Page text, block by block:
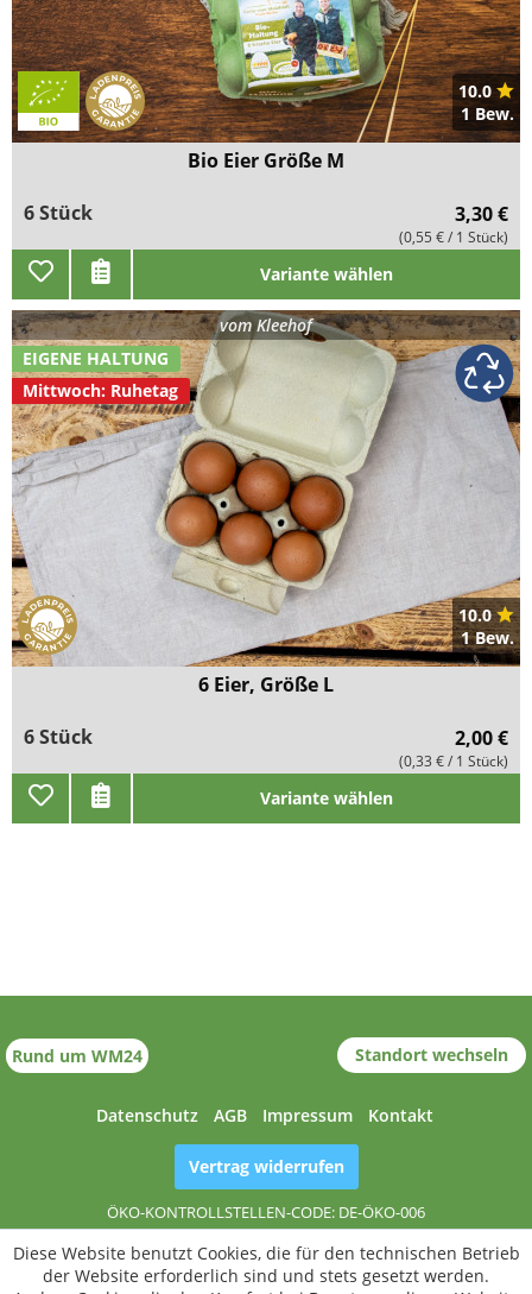
10.0
1 Bew.
Bio Eier Größe M
6 Stück
3,30 €
(0,55 € / 1 Stück)
Variante wählen
EIGENE HALTUNG
Mittwoch: Ruhetag
vomKleehof
10.0
1 Bew.
6 Eier, Größe L
6 Stück
2,00 €
(0,33 € / 1 Stück)
Variante wählen
Datenschutz AGB Impressum Kontakt
Rund um WM24 Standort wechseln
Vertrag widerrufen
ÖKO-KONTROLLSTELLEN-CODE: DE-ÖKO-006
Diese Website benutzt Cookies, die für den technischen Betrieb
der Website erforderlich sind und stets gesetzt werden.